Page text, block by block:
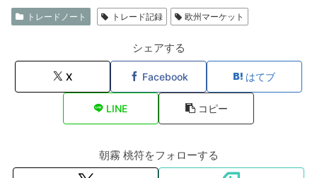
トレードノート トレード記録 欧州マーケット
シェアする
X Facebook はてブ
LINE コピー
朝霧 桃符をフォローする